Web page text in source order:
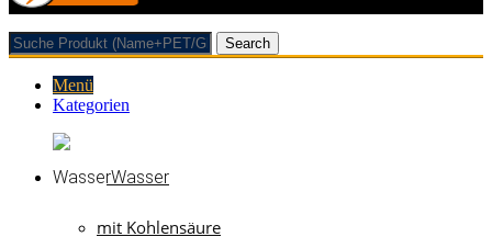
Search
Menü
Kategorien
Wasser
mit Kohlensäure